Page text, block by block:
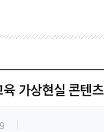
가상현실 콘텐